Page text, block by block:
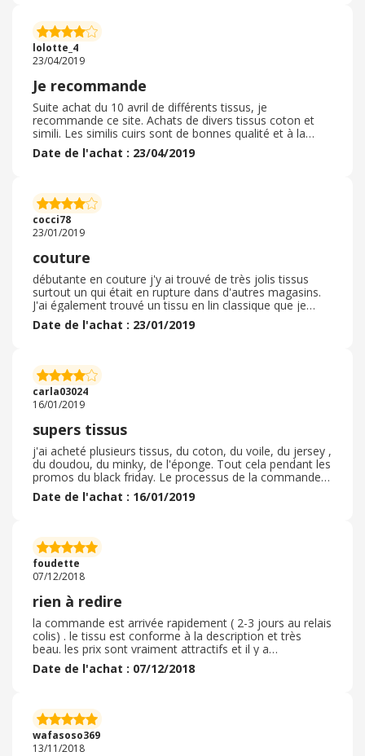
rapide ( en trois jours dans ma boites aux lettres) .
L'emballage était très soignés, rien a redire ! Je
recommande ce site !!! !
lolotte_4
23/04/2019
Je recommande
Suite achat du 10 avril de différents tissus, je
recommande ce site. Achats de divers tissus coton et
simili. Les similis cuirs sont de bonnes qualité et à la
hauteur de ce que j'espérais. Les cotons ont de jolis
motifs. Le tout est arrivé en excellent état et sans
Découpes par tranche de 10cm ce qui est intéressant,
les découpes sont bien réalisées, délais de livraisons
corrects Gratuits au-dessus d'une certaine somme
produits bien emballés et conformes aux descriptions
Date de l'achat : 23/04/2019
cocci78
23/01/2019
couture
débutante en couture j'y ai trouvé de très jolis tissus
surtout un qui était en rupture dans d'autres magasins.
J'ai également trouvé un tissu en lin classique que je
n'avais vu nul part. le prix est correct, j'ai pu bénéficier de
cash back ebuyclub. Maintenant j'attend la livraison avec
vais je me laisser séduire? c'est original de recevoir une
box avec tout le nécessaire pour un projet.
Date de l'achat : 23/01/2019
carla03024
16/01/2019
supers tissus
j'ai acheté plusieurs tissus, du coton, du voile, du jersey ,
du doudou, du minky, de l'éponge. Tout cela pendant les
promos du black friday. Le processus de la commande
s'est bien passé. Je suis rentrée en contact avec craftine
car une amie commandait avec moi et nous avions
tant pis, on l'a fait à la reception de la commande.
Certains tissus etaient légèrement mal coupés mais j'ai
connu pire sur d'autres sites. La reception de la
commande a été un peu plus longue que prévu mais je
pense que cela était du au nombre important de
commande suite au black friday. . La commande était
bien emballée
Date de l'achat : 16/01/2019
foudette
07/12/2018
rien à redire
la commande est arrivée rapidement ( 2-3 jours au relais
colis) . le tissu est conforme à la description et très
beau. les prix sont vraiment attractifs et il y a
régulièrement des promotions. je commanderais à
nouveau sans problème, surtout que je me suis mise
craftine box que j'ai commandé, je l'attends avec
impatience. en plus du tissu il y a plein d'accessoires,
vraiment un grand choix pour tous les goûts.
Date de l'achat : 07/12/2018
wafasoso369
13/11/2018